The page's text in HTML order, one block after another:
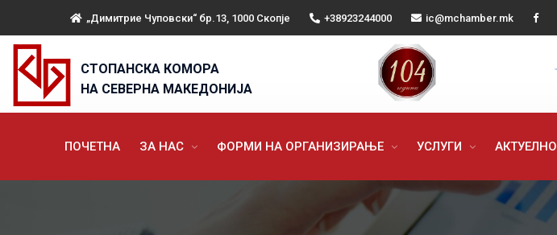
„Димитрие Чуповски“ бр.13, 1000 Скопје +38923244000 ic@mchamber.mk
СТОПАНСКА КОМОРА
НА СЕВЕРНА МАКЕДОНИЈА
ПОЧЕТНА ЗА НАС ФОРМИ НА ОРГАНИЗИРАЊЕ УСЛУГИ АКТУЕЛНО